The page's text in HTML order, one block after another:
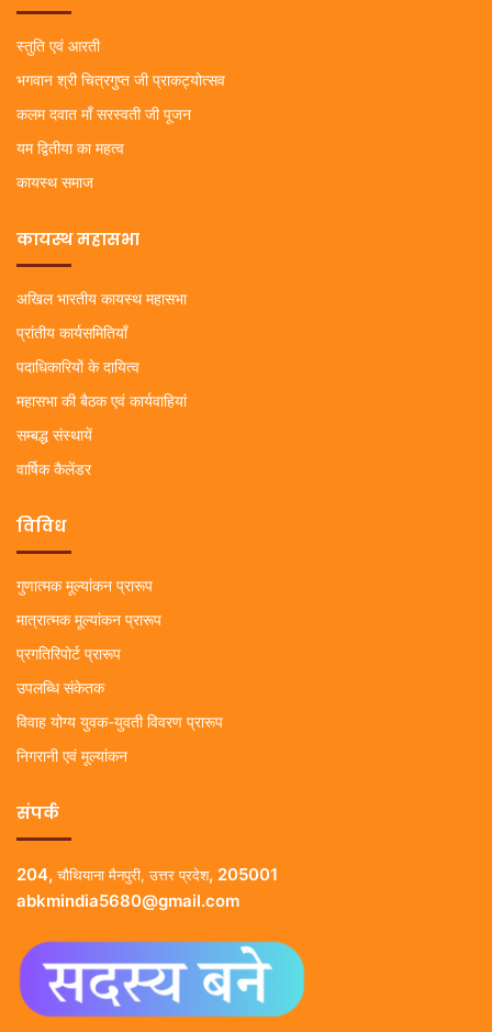
स्तुति एवं आरती
भगवान श्री चित्रगुप्त जी प्राकट्योत्सव
कलम दवात माँ सरस्वती जी पूजन
यम द्वितीया का महत्व
कायस्थ समाज
कायस्थ महासभा
अखिल भारतीय कायस्थ महासभा
प्रांतीय कार्यसमितियाँ
पदाधिकारियों के दायित्व
महासभा की बैठक एवं कार्यवाहियां
सम्बद्ध संस्थायें
वार्षिक कैलेंडर
विविध
गुणात्मक मूल्यांकन प्रारूप
मात्रात्मक मूल्यांकन प्रारूप
प्रगतिरिपोर्ट प्रारूप
उपलब्धि संकेतक
विवाह योग्य युवक-युवती विवरण प्रारूप
निगरानी एवं मूल्यांकन
संपर्क
204,चौथियाना मैनपुरी, उत्तर प्रदेश, 205001
abkmindia5680@gmail.com